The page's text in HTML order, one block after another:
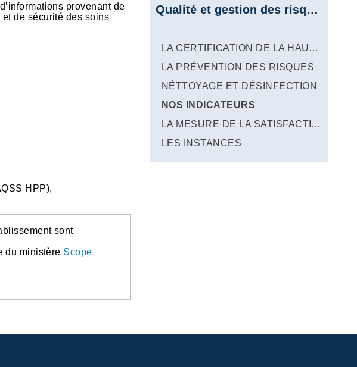
provenant de
de sécurité des soins
HPP),
sont
du ministère Scope
Qualité et gestion des risques
LA CERTIFICATION DE LA HAUTE AUTORITÉ DE SANTÉ
LA PRÉVENTION DES RISQUES
NÉTTOYAGE ET DÉSINFECTION
NOS INDICATEURS
LA MESURE DE LA SATISFACTION
LES INSTANCES